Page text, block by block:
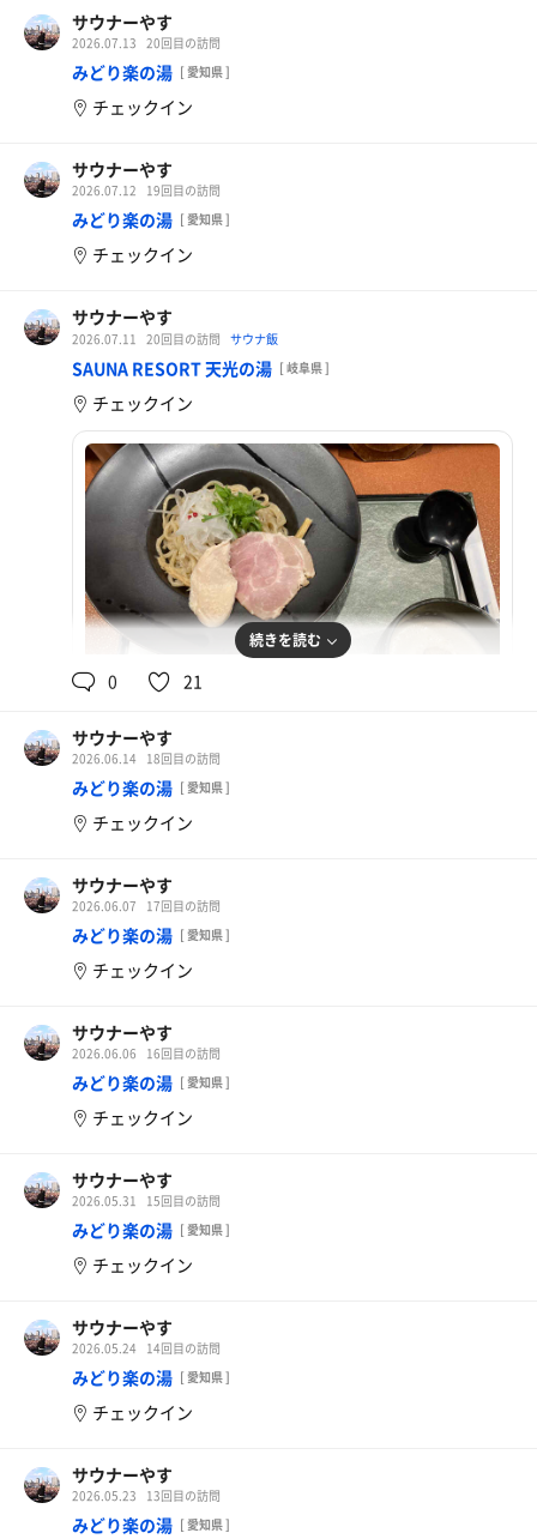
サウナーやす
2026.07.13 20回目の訪問
みどり楽の湯 [ 愛知県 ]
チェックイン
サウナーやす
2026.07.12 19回目の訪問
みどり楽の湯 [ 愛知県 ]
チェックイン
サウナーやす
2026.07.11 20回目の訪問 サウナ飯
SAUNA RESORT 天光の湯 [ 岐阜県 ]
チェックイン
桜島つけ麺
ただただ美味
続きを読む
0 21
サウナーやす
2026.06.14 18回目の訪問
みどり楽の湯 [ 愛知県 ]
チェックイン
サウナーやす
2026.06.07 17回目の訪問
みどり楽の湯 [ 愛知県 ]
チェックイン
サウナーやす
2026.06.06 16回目の訪問
みどり楽の湯 [ 愛知県 ]
チェックイン
サウナーやす
2026.05.31 15回目の訪問
みどり楽の湯 [ 愛知県 ]
チェックイン
サウナーやす
2026.05.24 14回目の訪問
みどり楽の湯 [ 愛知県 ]
チェックイン
サウナーやす
2026.05.23 13回目の訪問
みどり楽の湯 [ 愛知県 ]